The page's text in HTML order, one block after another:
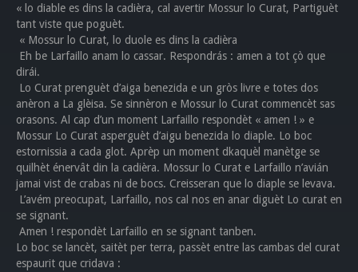
« lo diable es dins la cadièra, cal avertir Mossur lo Curat, Partiguèt
tant viste que poguèt.
« Mossur lo Curat, lo duole es dins la cadièra
Eh be Larfaillo anam lo cassar. Respondrás : amen a tot çò que
dirái.
Lo Curat prenguèt d’aiga benezida e un gròs livre e totes dos
anèron a La glèisa. Se sinnèron e Mossur lo Curat commencèt sas
orasons. Al cap d’un moment Larfaillo respondèt « amen ! » e
Mossur Lo Curat asperguèt d’aigu benezida lo diaple. Lo boc
estornissia a cada glot. Aprèp un moment dkaquèl manètge se
quilhèt énervât din la cadièra. Mossur lo Curat e Larfaillo n’avián
jamai vist de crabas ni de bocs. Creisseran que lo diaple se levava.
L’avém preocupat, Larfaillo, nos cal nos en anar diguèt Lo curat en
se signant.
Amen ! respondèt Larfaillo en se signant tanben.
Lo boc se lancèt, saitèt per terra, passèt entre las cambas del curat
espaurit que cridava :